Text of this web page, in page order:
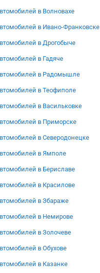
в Волновахе
в Ивано-Франковске
в Дрогобыче
в Гадяче
в Радомышле
в Теофиполе
в Васильковке
в Приморске
в Северодонецке
в Ямполе
в Бериславе
в Красилове
в Збараже
в Немирове
в Золочеве
в Обухове
в Казанке